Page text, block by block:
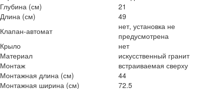
Глубина (см)
21
Длина (см)
49
Клапан-автомат
нет, установка не
предусмотрена
Крыло
нет
Материал
искусственный гранит
Монтаж
встраиваемая сверху
Монтажная длина (см)
44
Монтажная ширина (см)
72.5